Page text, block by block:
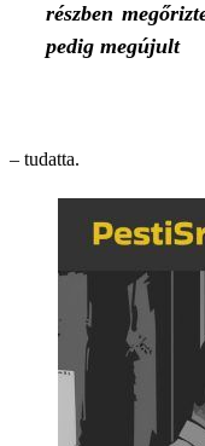
részben
pedig megújult
– tudatta.